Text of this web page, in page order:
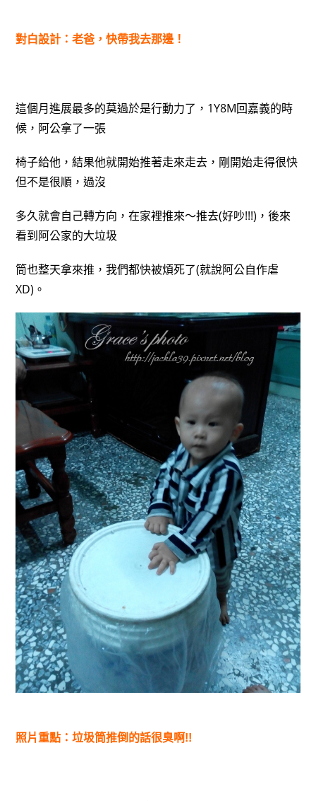
對白設計：老爸，快帶我去那邊！
這個月進展最多的莫過於是行動力了，1Y8M回嘉義的時
候，阿公拿了一張
椅子給他，結果他就開始推著走來走去，剛開始走得很快
但不是很順，過沒
多久就會自己轉方向，在家裡推來～推去(好吵!!!)，後來
看到阿公家的大垃圾
筒也整天拿來推，我們都快被煩死了(就說阿公自作虐
XD)。
照片重點：垃圾筒推倒的話很臭啊!!